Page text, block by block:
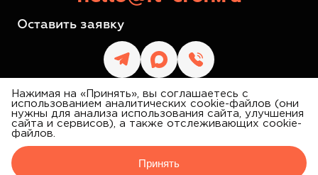
Нажимая на «Принять», вы соглашаетесь с
использованием аналитических cookie-файлов (они
нужны для анализа использования сайта, улучшения
сайта и сервисов), а также отслеживающих cookie-
файлов.
Принять
IT CRON
Оставить заявку